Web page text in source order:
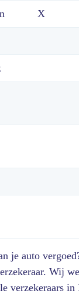
X
je auto
Wij
verzekeraars in